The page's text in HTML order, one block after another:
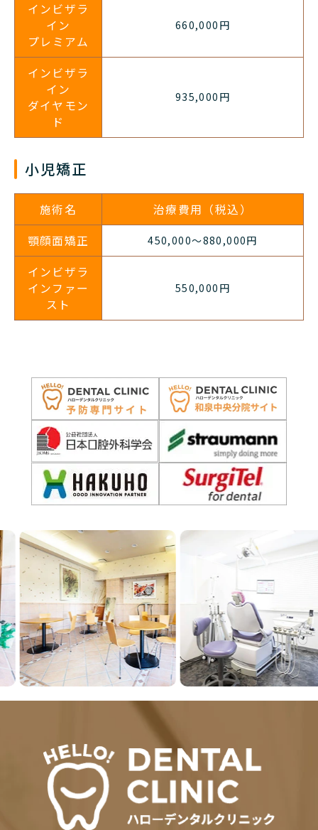
インビザラ
イン
プレミアム
660,000円
インビザラ
イン
ダイヤモン
ド
935,000円
小児矯正
施術名
治療費用（税込）
顎顔面矯正
450,000～880,000円
インビザラ
インファー
スト
550,000 円
Previous